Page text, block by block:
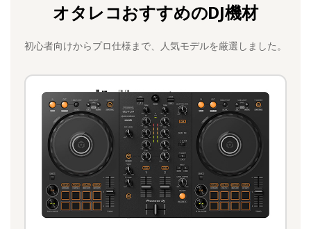
b
o
o
k
o
d
o
n
l
オタレコおすすめのDJ機材
初心者向けからプロ仕様まで、人気モデルを厳選しました。